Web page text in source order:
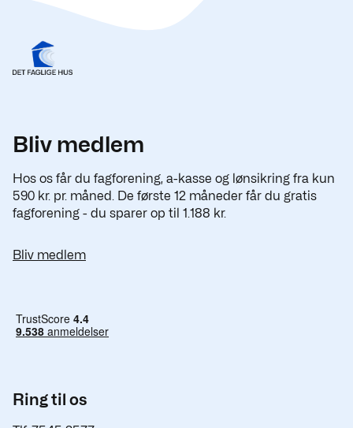
Bliv medlem
Hos os får du fagforening, a-kasse og lønsikring fra kun
590 kr. pr. måned. De første 12 måneder får du gratis
fagforening - du sparer op til 1.188 kr.
Bliv medlem
Ring til os